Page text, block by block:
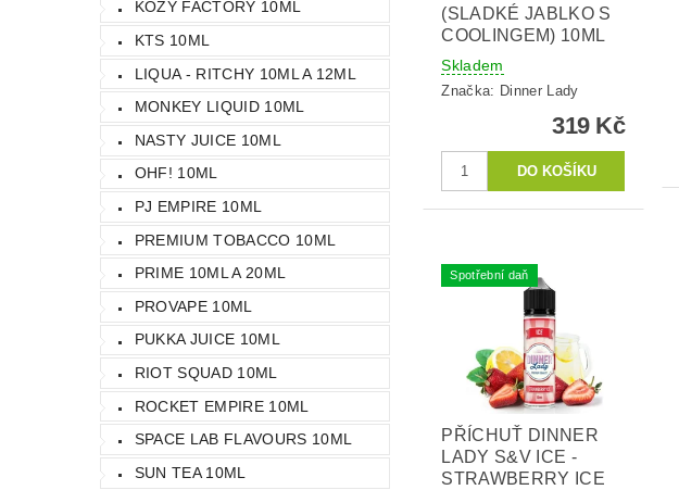
KOZY FACTORY 10ML
KTS 10ML
LIQUA - RITCHY 10ML A 12ML
MONKEY LIQUID 10ML
NASTY JUICE 10ML
OHF! 10ML
PJ EMPIRE 10ML
PREMIUM TOBACCO 10ML
PRIME 10ML A 20ML
PROVAPE 10ML
PUKKA JUICE 10ML
RIOT SQUAD 10ML
ROCKET EMPIRE 10ML
SPACE LAB FLAVOURS 10ML
SUN TEA 10ML
(SLADKÉ JABLKO S
COOLINGEM) 10ML
Skladem
Značka: Dinner Lady
319 Kč
Spotřební daň
PŘÍCHUŤ DINNER
LADY S&V ICE -
STRAWBERRY ICE